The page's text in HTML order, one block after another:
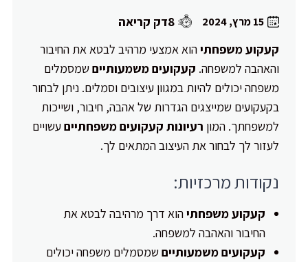
15 מרץ, 2024
8דק קריאה
קעקוע משפחתיהוא אמצעי מרהיב לבטא את החיבור
והאהבה למשפחה. קעקועים משמעותייםשמסמלים
משפחה יכולים להיות במגוון עיצובים וסמלים. ניתן לבחור
בקעקועים שמייצגים הגדרות של אהבה, חיבור, ושייכות
למשפחתך. המון רעיונות קעקועים משפחתייםעשויים
לעזור לך לבחור את העיצוב המתאים לך.
נקודות מרכזיות:
קעקוע משפחתיהוא דרך מרהיבה לבטא את
החיבור והאהבה למשפחה.
קעקועים משמעותייםשמסמלים משפחה יכולים